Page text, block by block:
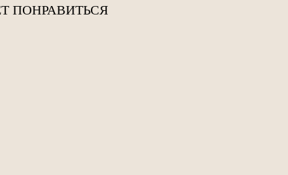
ПОНРАВИТЬСЯ